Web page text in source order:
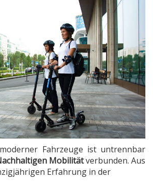
Fahrzeuge ist untrennbar
Mobilitätverbunden. Aus
Erfahrung in der